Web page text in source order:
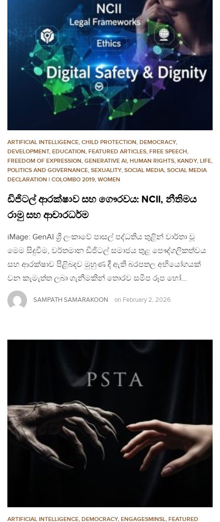
ARTIFICIAL INTELLIGENCE, CHILD PROTECTION, DEMOCRACY,
DEVELOPMENT, EDUCATION, FEATURED ARTICLES, FREE SPEECH,
FREEDOM OF EXPRESSION, GENERATIVE AI, HUMAN RIGHTS, KANDY, LIFE,
POLITICS AND GOVERNANCE, SEXUALITY, SOCIAL MEDIA, SOCIAL MEDIA
DECLARATION | COLOMBO 2019, WOMEN
ඩිජිටල් ආරක්ෂාව සහ ගෞරවය: NCII, නීතිමය
රාමු සහ ආචාරධර්ම
iMage: GenAI ශ්‍රී ලංකාවේ පාසල් පද්ධතිය තුළින් වාර්තා වූ
මෙම සිදුවීම, වර්තමාන ඩිජිටල් සමාජය තුළ පෞද්ගලිකත්වය
සහ ආරක්ෂාව පිළිබදව මුහුණ දී ඇති බරපතල අභියෝගයක්
වන කැමැත්ත ලබා ගැනීමකින් තොරව සමීප රූප හෝ…
SAMPATH SAMARAKOON on February 2, 2026
ARTIFICIAL INTELLIGENCE, DEMOCRACY, ENGAGESMINSL, FEATURED